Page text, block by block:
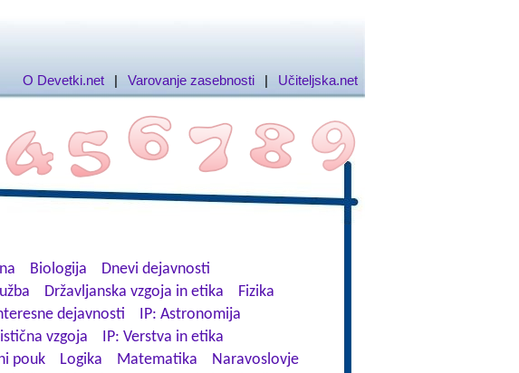
O Devetki.net | Varovanje zasebnosti | Učiteljska.net
Biologija
Dnevi dejavnosti
Državljanska vzgoja in etika
Fizika
dejavnosti
IP: Astronomija
vzgoja
IP: Verstva in etika
pouk Logika Matematika
Naravoslovje